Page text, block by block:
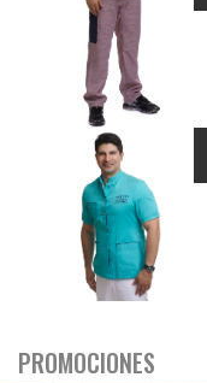
PROMOCIONES